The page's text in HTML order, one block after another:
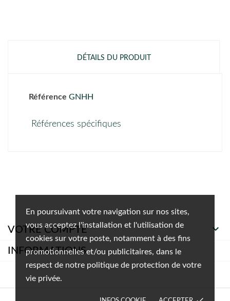
En poursuivant votre navigation sur nos sites,
vous acceptez l'installation et l'utilisation de
cookies sur votre poste, notamment à des fins
promotionnelles et/ou publicitaires, dans le
respect de notre politique de protection de votre
vie privée.
DÉTAILS DU PRODUIT
Référence GNHH
Références spécifiques
VOTRE COMPTE 
INFORMATIONS